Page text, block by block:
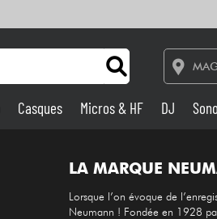
Casques Micros & HF DJ Sono
LA MARQUE
Lorsque l’on évoque de
Neumann ! Fondée en 1928